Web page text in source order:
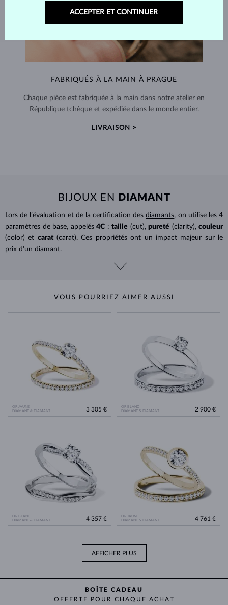
FABRIQUÉS À LA MAIN À PRAGUE
Chaque pièce est fabriquée à la main dans notre atelier en
République tchèque et expédiée dans le monde entier.
LIVRAISON >
BIJOUX EN DIAMANT
Lors de l’évaluation et de la certification desdiamants, on utilise les 4
paramètres de base, appelés 4C : taille (cut), pureté (clarity), couleur
(color) et carat (carat). Ces propriétés ont un impact majeur sur le
prix d’un diamant.
VOUS POURRIEZ AIMER AUSSI
OR JAUNE
DIAMANT & DIAMANT
3 305 €
OR BLANC
DIAMANT & DIAMANT
2 900 €
OR BLANC
DIAMANT & DIAMANT
4 357 €
OR JAUNE
DIAMANT & DIAMANT
4 761 €
AFFICHER PLUS
BOÎTE CADEAU
OFFERTE POUR CHAQUE ACHAT
ACCEPTER ET CONTINUER